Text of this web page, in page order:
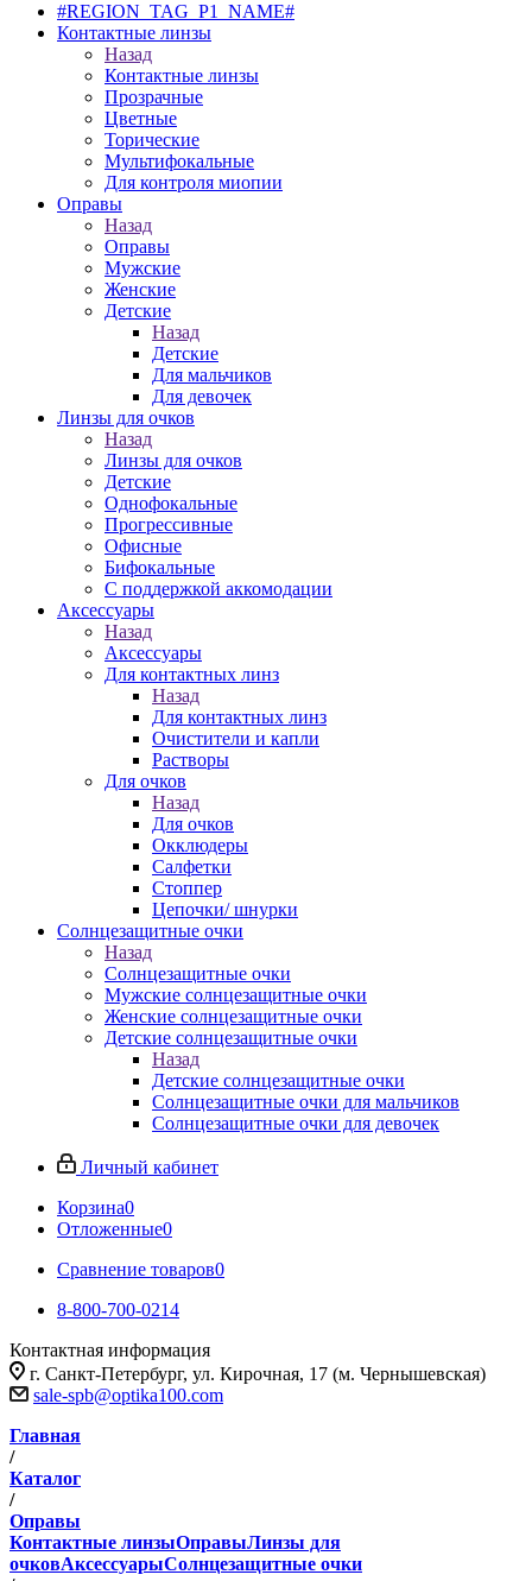
#REGION_TAG_P1_NAME#
Контактные линзы
Назад
Контактные линзы
Прозрачные
Цветные
Торические
Мультифокальные
Для контроля миопии
Оправы
Назад
Оправы
Мужские
Женские
Детские
Назад
Детские
Для мальчиков
Для девочек
Линзы для очков
Назад
Линзы для очков
Детские
Однофокальные
Прогрессивные
Офисные
Бифокальные
С поддержкой аккомодации
Аксессуары
Назад
Аксессуары
Для контактных линз
Назад
Для контактных линз
Очистители и капли
Растворы
Для очков
Назад
Для очков
Окклюдеры
Салфетки
Стоппер
Цепочки/ шнурки
Солнцезащитные очки
Назад
Солнцезащитные очки
Мужские солнцезащитные очки
Женские солнцезащитные очки
Детские солнцезащитные очки
Назад
Детские солнцезащитные очки
Солнцезащитные очки для мальчиков
Солнцезащитные очки для девочек
Личный кабинет
Корзина0
Отложенные0
Сравнение товаров0
8-800-700-0214
Контактная информация
г. Санкт-Петербург, ул. Кирочная, 17 (м. Чернышевская)
sale-spb@optika100.com
Главная
/
Каталог
/
Оправы
Контактные линзыОправыЛинзы для
очковАксессуарыСолнцезащитные очки